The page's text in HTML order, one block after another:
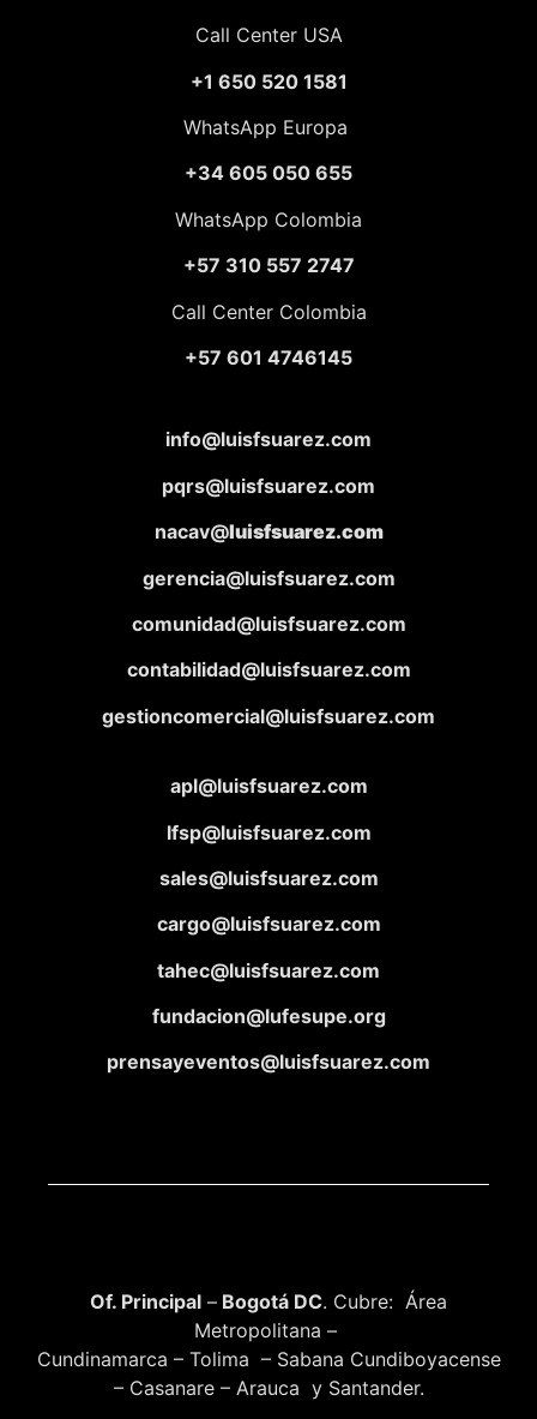
Call Center USA
+1 650 520 1581
WhatsApp Europa
+34 605 050 655
WhatsApp Colombia
+57 310 557 2747
Call Center Colombia
+57 601 4746145
info@luisfsuarez.com
pqrs@luisfsuarez.com
nacav@luisfsuarez.com
gerencia@luisfsuarez.com
comunidad@luisfsuarez.com
contabilidad@luisfsuarez.com
gestioncomercial@luisfsuarez.com
apl@luisfsuarez.com
lfsp@luisfsuarez.com
sales@luisfsuarez.com
cargo@luisfsuarez.com
tahec@luisfsuarez.com
fundacion@lufesupe.org
prensayeventos@luisfsuarez.com
Of. Principal – Bogotá DC. Cubre: Área
Metropolitana –
Cundinamarca – Tolima – Sabana Cundiboyacense
– Casanare – Arauca y Santander.